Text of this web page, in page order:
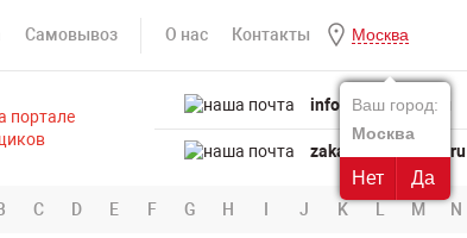
Самовывоз О нас Контакты Москва
Ваш город:
Москва
Нет Да
info@powertool.ru
zakaz@powertool.ru
C D E F G H I J K L M N